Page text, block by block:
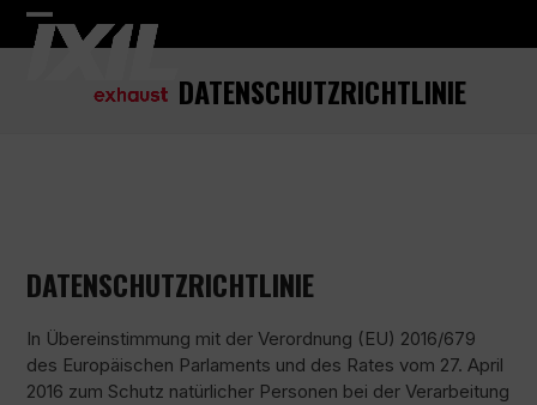
Skip
Open
Close
DATENSCHUTZRICHTLINIE
DATENSCHUTZRICHTLINIE
In Übereinstimmung mit der Verordnung (EU) 2016/679
des Europäischen Parlaments und des Rates vom 27. April
2016 zum Schutz natürlicher Personen bei der Verarbeitung